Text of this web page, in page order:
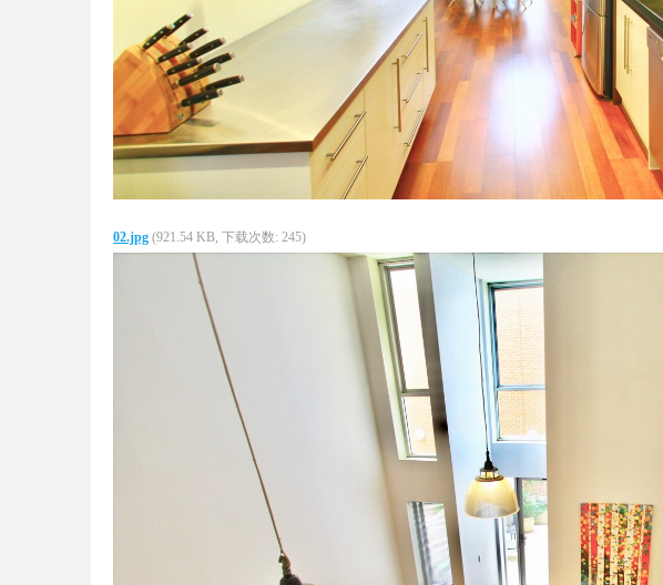
02.jpg (921.54 KB, 下载次数: 245)